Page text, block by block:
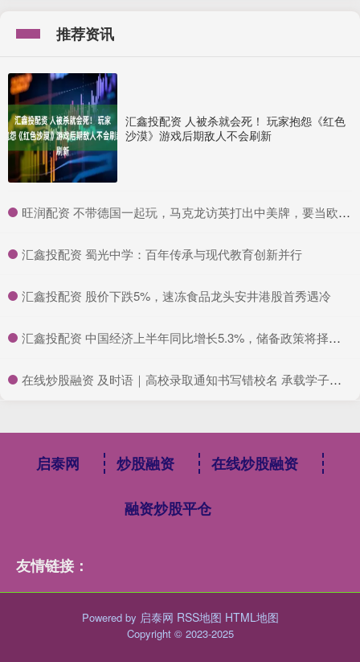
推荐资讯
汇鑫投配资 人被杀就会死！ 玩家抱怨《红色
沙漠》游戏后期敌人不会刷新
​旺润配资 不带德国一起玩，马克龙访英打出中美牌，要当欧洲老大_法国_英法_英国
​汇鑫投配资 蜀光中学：百年传承与现代教育创新并行
​汇鑫投配资 股价下跌5%，速冻食品龙头安井港股首秀遇冷
​汇鑫投配资 中国经济上半年同比增长5.3%，储备政策将择机而出
​在线炒股融资 及时语｜高校录取通知书写错校名 承载学子大学梦的“通行证”不该有半点差错_大皖新闻 | 安徽网
启泰网 炒股融资 在线炒股融资
融资炒股平仓
友情链接：
Powered by 启泰网 RSS地图 HTML地图
Copyright © 2023-2025